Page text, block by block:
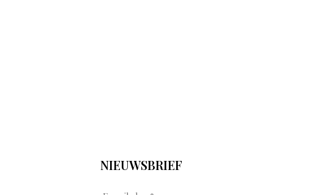
NIEUWSBRIEF